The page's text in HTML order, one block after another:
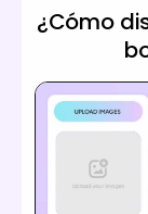
¿Cómo